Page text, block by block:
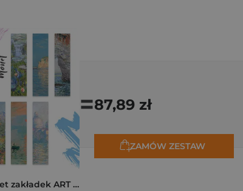
Pakiet zakładek ART Monet
=87,89 zł
ZAMÓW ZESTAW